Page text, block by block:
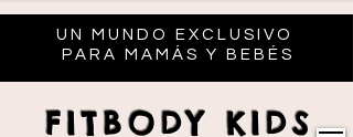
UN MUNDO EXCLUSIVO
PARA MAMÁS Y BEBÉS
FITBODY KIDS